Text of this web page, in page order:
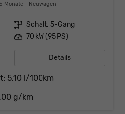
Monate Neuwagen
Getriebe Schalt. 5-Gang
Leistung 70 kW (95 PS)
Details
5,10 l/100km
g/km